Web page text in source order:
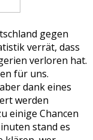
gegen
verrät, dass
verloren hat.
für uns.
dank eines
werden
einige Chancen
stand es